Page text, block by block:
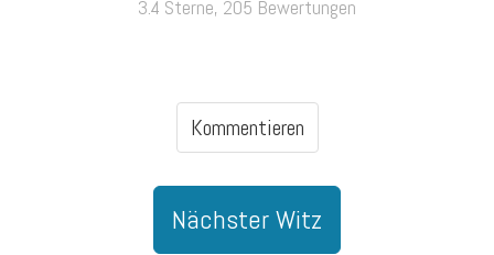
3.4 Sterne, 205 Bewertungen
Kommentieren
Nächster Witz